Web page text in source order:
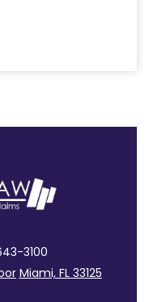
3100
Miami, FL 33125